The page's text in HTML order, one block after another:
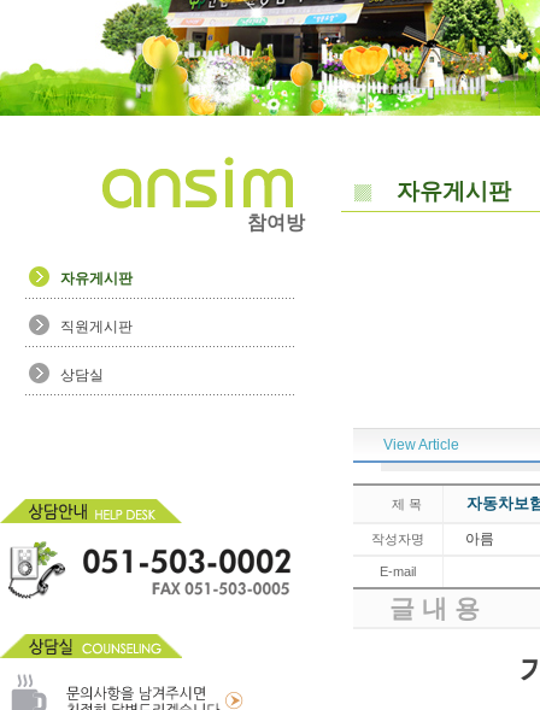
참여방
자유게시판
직원게시판
상담실
자유게시판
View Article
제 목 자동차보
작성자명 아름
E-mail
글 내 용